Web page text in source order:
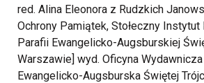
red. Alina Eleonora z Rudzkich
Ochrony Pamiątek, Stołeczny
Parafii Ewangelicko-Augsburskiej
Warszawie] wyd. Oficyna
Ewangelicko-Augsburska Świętej